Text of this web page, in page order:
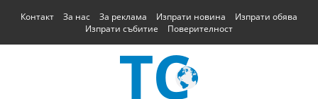
Контакт За нас За реклама Изпрати новина
Изпрати обява
Изпрати събитие
Поверителност